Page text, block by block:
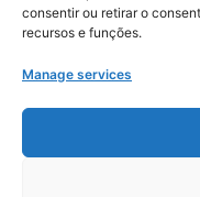
consentir ou retirar o
recursos e funções.
Manage services
Código de
© Todos os